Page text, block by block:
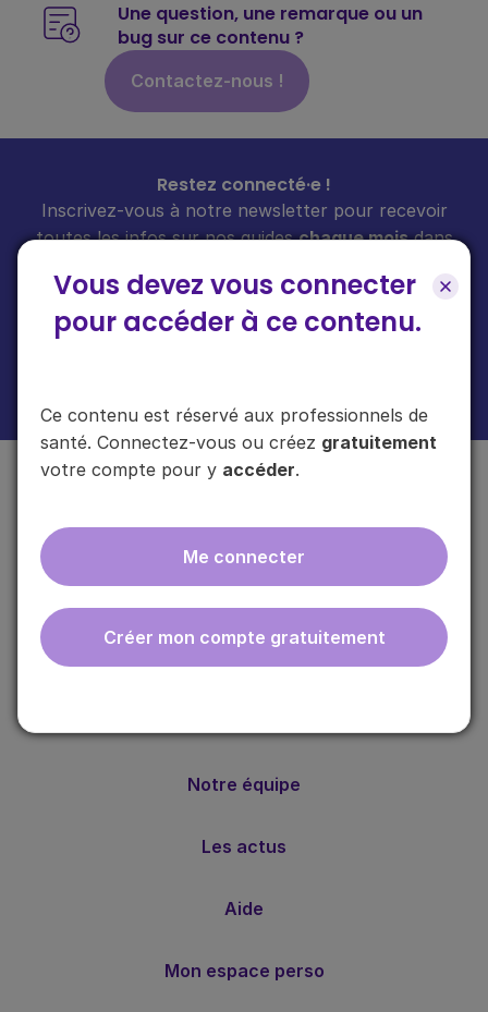
Vous devez vous connecter
pour accéder à ce contenu.
Ce contenu est réservé aux professionnels de
santé. Connectez-vous ou créez gratuitement
votre compte pour y accéder.
Me connecter
Créer mon compte gratuitement
Une question, une remarque ou un
bug sur ce contenu ?
Contactez-nous !
Restez connecté·e !
Inscrivez-vous à notre newsletter pour recevoir
toutes les infos sur nos guideschaque moisdans
ebmfrance est une base de connaissances médicales
gratuite adaptée à la pratique de la médecine générale.
Notre équipe
Les actus
Aide
Mon espace perso